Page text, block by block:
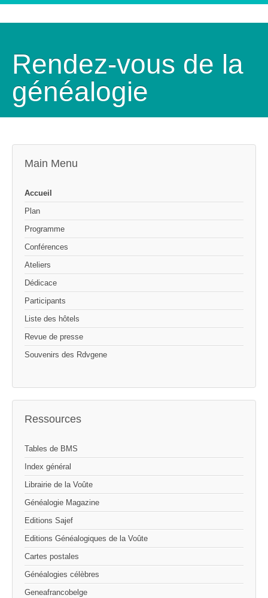
Rendez-vous de la
généalogie
Main Menu
Accueil
Plan
Programme
Conférences
Ateliers
Dédicace
Participants
Liste des hôtels
Revue de presse
Souvenirs des Rdvgene
Ressources
Tables de BMS
Index général
Librairie de la Voûte
Généalogie Magazine
Editions Sajef
Editions Généalogiques de la Voûte
Cartes postales
Généalogies célèbres
Geneafrancobelge